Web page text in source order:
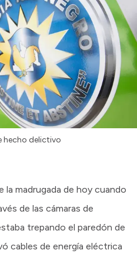
hecho delictivo
la madrugada de hoy cuando
de las cámaras de
trepando el paredón de
cables de energía eléctrica